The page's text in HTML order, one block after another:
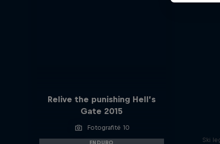
Relive the punishing Hell’s
Gate 2015
Fotografitë 10
ENDURO Ski